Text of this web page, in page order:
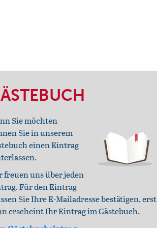
Sie möchten
Sie in unserem
einen Eintrag
freuen uns über jeden
Für den Eintrag
Sie Ihre E-Mailadresse bestätigen, erst
erscheint Ihr Eintrag im Gästebuch.